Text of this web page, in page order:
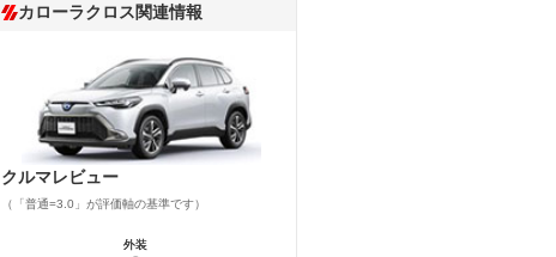
カローラクロス関連情報
クルマレビュー
（「普通=3.0」が評価軸の基準です）
外装
外装